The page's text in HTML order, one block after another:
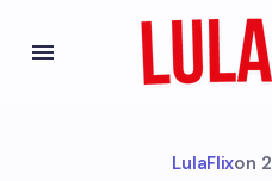
LulaFlixon